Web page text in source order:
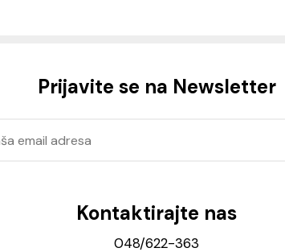
Prijavite se na Newsletter
Kontaktirajte nas
048/622-363